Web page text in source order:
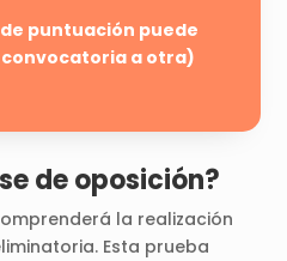
puntuación puede
a otra)
de oposición?
la realización
Esta prueba